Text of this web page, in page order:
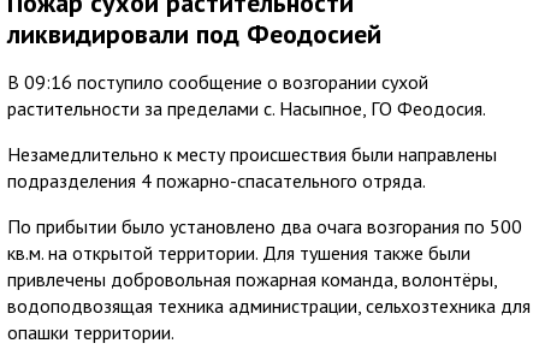
ликвидировали под Феодосией
В 09:16 поступило сообщение о возгорании сухой
растительности за пределами с. Насыпное, ГО Феодосия.
Незамедлительно к месту происшествия были направлены
подразделения 4 пожарно-спасательного отряда.
По прибытии было установлено два очага возгорания по 500
кв.м. на открытой территории. Для тушения также были
привлечены добровольная пожарная команда, волонтёры,
водоподвозящая техника администрации, сельхозтехника для
опашки территории.